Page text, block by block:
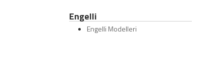
Engelli
Engelli Modelleri